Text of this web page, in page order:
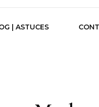
| ASTUCES